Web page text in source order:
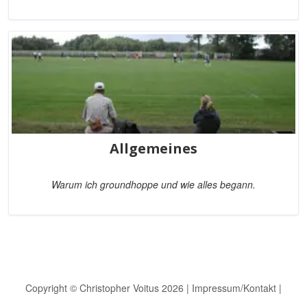
Allgemeines
Warum ich groundhoppe und wie alles begann.
Copyright © Christopher Voitus 2026 | Impressum/Kontakt |